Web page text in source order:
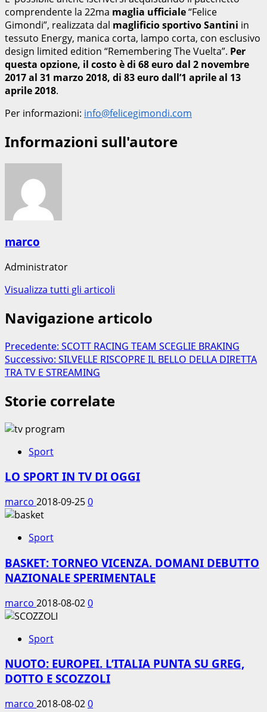
comprendente la 22ma maglia ufficiale“Felice
Gimondi”, realizzata dal maglificio sportivo Santini in
tessuto Energy, manica corta, lampo corta, con esclusivo
design limited edition “Remembering The Vuelta”. Per
questa opzione, il costo è di 68 euro dal 2 novembre
2017 al 31 marzo 2018, di 83 euro dall’1 aprile al 13
aprile 2018.
Per informazioni: info@felicegimondi.com
Informazioni sull'autore
marco
Administrator
Visualizza tutti gli articoli
Navigazione articolo
Precedente: SCOTT RACING TEAM SCEGLIE BRAKING
Successivo: SILVELLE RISCOPRE IL BELLO DELLA DIRETTA
TRA TV E STREAMING
Storie correlate
Sport
LO SPORT IN TV DI OGGI
marco 2018-09-250
Sport
BASKET: TORNEO VICENZA. DOMANI DEBUTTO
NAZIONALE SPERIMENTALE
marco 2018-08-020
Sport
NUOTO: EUROPEI. L’ITALIA PUNTA SU GREG,
DOTTO E SCOZZOLI
marco 2018-08-020